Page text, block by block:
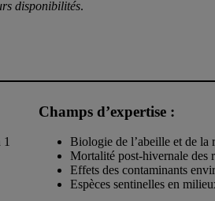
disponibilités.
1
Champs d’expertise :
Biologie de l’abeille et de la
Mortalité post-hivernale des
Effets des contaminants
Espèces sentinelles en